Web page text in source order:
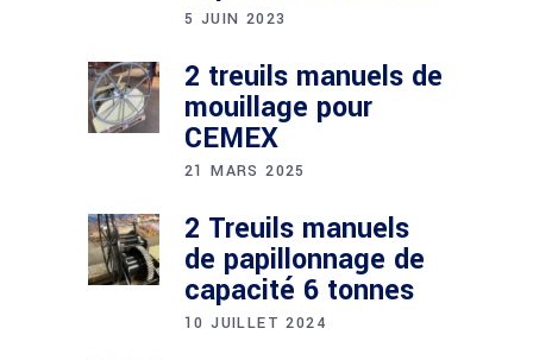
5 JUIN 2023
2 treuils manuels de
mouillage pour
CEMEX
21 MARS 2025
2 Treuils manuels
de papillonnage de
capacité 6 tonnes
10 JUILLET 2024